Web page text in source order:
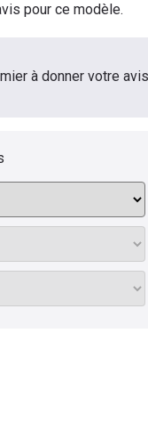
pour ce modèle.
à donner votre avis